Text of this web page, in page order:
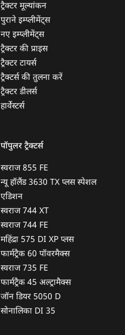
ट्रैक्टर मूल्यांकन
पुराने इम्प्लीमेंट्स
नए इम्प्लीमेंट्स
ट्रैक्टर की प्राइस
ट्रैक्टर टायर्स
ट्रैक्टर्स की तुलना करें
ट्रैक्टर डीलर्स
हार्वेस्टर्स
पॉपुलर ट्रैक्टर्स
स्वराज 855 FE
न्यू हॉलैंड 3630 TX प्लस स्पेशल
एडिशन
स्वराज 744 XT
स्वराज 744 FE
महिंद्रा 575 DI XP प्लस
फार्मट्रैक 60 पॉवरमैक्स
स्वराज 735 FE
फार्मट्रैक 45 अल्ट्रामैक्स
जॉन डियर 5050 D
सोनालिका DI 35